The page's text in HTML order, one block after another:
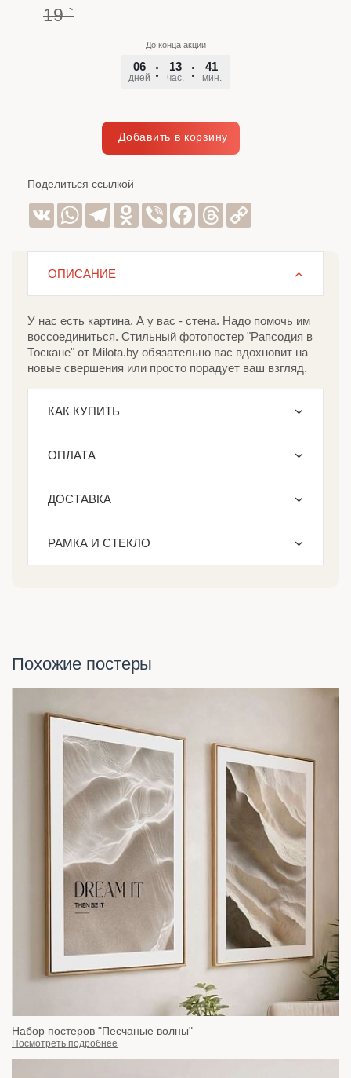
19`
До конца акции
06
дней
13
час.
41
мин.
Поделиться ссылкой
VK WhatsAppTelegramOdnoklassniki
Viber Facebook
Threads
ОПИСАНИЕ
У нас есть картина. А у вас - стена. Надо помочь им
воссоединиться. Стильный фотопостер "Рапсодия в
Тоскане" от Milota.by обязательно вас вдохновит на
новые свершения или просто порадует ваш взгляд.
КАК КУПИТЬ
ОПЛАТА
ДОСТАВКА
РАМКА И СТЕКЛО
Похожие постеры
Набор постеров "Песчаные волны"
Посмотреть подробнее